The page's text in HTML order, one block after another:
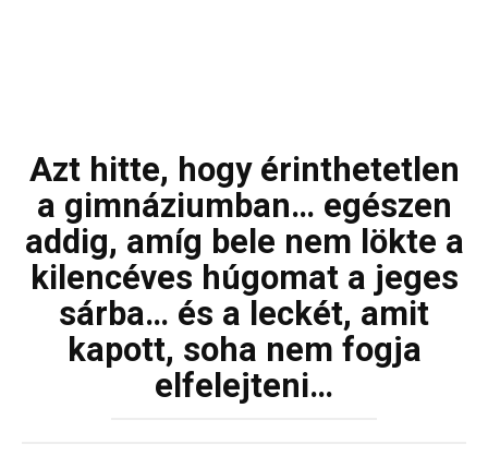
Azt hitte, hogy érinthetetlen
a gimnáziumban… egészen
addig, amíg bele nem lökte a
kilencéves húgomat a jeges
sárba… és a leckét, amit
kapott, soha nem fogja
elfelejteni…